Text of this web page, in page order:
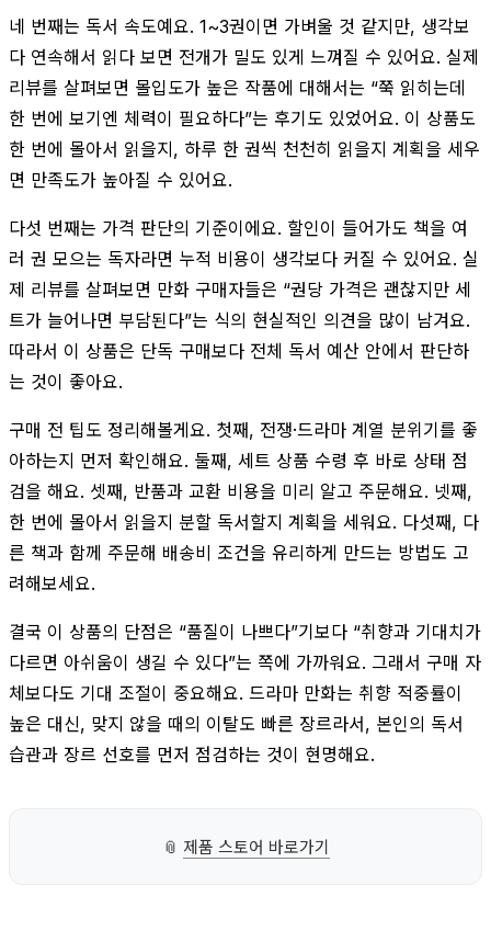
네 번째는 독서 속도예요. 1~3권이면 가벼울 것 같지만, 생각보
다 연속해서 읽다 보면 전개가 밀도 있게 느껴질 수 있어요. 실제
리뷰를 살펴보면 몰입도가 높은 작품에 대해서는 “쭉 읽히는데
한 번에 보기엔 체력이 필요하다”는 후기도 있었어요. 이 상품도
한 번에 몰아서 읽을지, 하루 한 권씩 천천히 읽을지 계획을 세우
면 만족도가 높아질 수 있어요.
다섯 번째는 가격 판단의 기준이에요. 할인이 들어가도 책을 여
러 권 모으는 독자라면 누적 비용이 생각보다 커질 수 있어요. 실
제 리뷰를 살펴보면 만화 구매자들은 “권당 가격은 괜찮지만 세
트가 늘어나면 부담된다”는 식의 현실적인 의견을 많이 남겨요.
따라서 이 상품은 단독 구매보다 전체 독서 예산 안에서 판단하
는 것이 좋아요.
구매 전 팁도 정리해볼게요. 첫째, 전쟁·드라마 계열 분위기를 좋
아하는지 먼저 확인해요. 둘째, 세트 상품 수령 후 바로 상태 점
검을 해요. 셋째, 반품과 교환 비용을 미리 알고 주문해요. 넷째,
한 번에 몰아서 읽을지 분할 독서할지 계획을 세워요. 다섯째, 다
른 책과 함께 주문해 배송비 조건을 유리하게 만드는 방법도 고
려해보세요.
결국 이 상품의 단점은 “품질이 나쁘다”기보다 “취향과 기대치가
다르면 아쉬움이 생길 수 있다”는 쪽에 가까워요. 그래서 구매 자
체보다도 기대 조절이 중요해요. 드라마 만화는 취향 적중률이
높은 대신, 맞지 않을 때의 이탈도 빠른 장르라서, 본인의 독서
습관과 장르 선호를 먼저 점검하는 것이 현명해요.
📎 제품 스토어 바로가기